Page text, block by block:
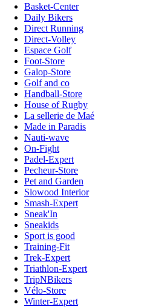
Basket-Center
Daily Bikers
Direct Running
Direct-Volley
Espace Golf
Foot-Store
Galop-Store
Golf and co
Handball-Store
House of Rugby
La sellerie de Maé
Made in Paradis
Nauti-wave
On-Fight
Padel-Expert
Pecheur-Store
Pet and Garden
Slowood Interior
Smash-Expert
Sneak'In
Sneakids
Sport is good
Training-Fit
Trek-Expert
Triathlon-Expert
TripNBikers
Vélo-Store
Winter-Expert